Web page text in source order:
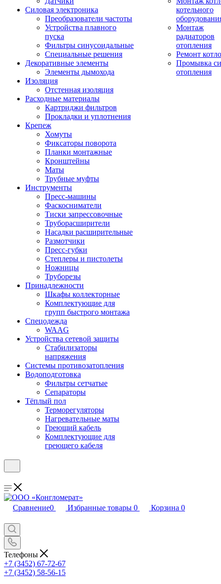
Силовая электроника
Преобразователи частоты
Устройства плавного
пуска
Фильтры синусоидальные
Специальные решения
Декоративные элементы
Элементы дымохода
Изоляция
Отстенная изоляция
Расходные материалы
Картриджи фильтров
Прокладки и уплотнения
Крепеж
Хомуты
Фиксаторы поворота
Планки монтажные
Кронштейны
Маты
Трубные муфты
Инструменты
Пресс-машины
Фаскосниматели
Тиски запрессовочные
Труборасширители
Насадки расширительные
Размотчики
Пресс-губки
Степлеры и пистолеты
Ножницы
Труборезы
Принадлежности
Шкафы коллекторные
Комплектующие для
групп быстрого монтажа
Спецодежда
WAAG
Устройства сетевой защиты
Стабилизаторы
напряжения
Системы противозатопления
Водоподготовка
Фильтры сетчатые
Сепараторы
Тёплый пол
Терморегуляторы
Нагревательные маты
Греющий кабель
Комплектующие для
греющего кабеля
котельного
Монтаж
радиаторов
отопления
Ремонт
Промывка
отопления
Сравнение0 Избранные товары 0 Корзина 0
Телефоны
+7 (3452) 67-72-67
+7 (3452) 58-56-15